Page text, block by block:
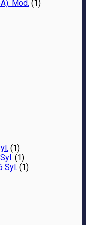
Mod. (1)
(1)
(1)
Syl. (1)